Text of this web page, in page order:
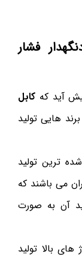
فشار
آید که کابل
هایی تولید
ترین تولید
می باشند که
آن به صورت
های بالا تولید